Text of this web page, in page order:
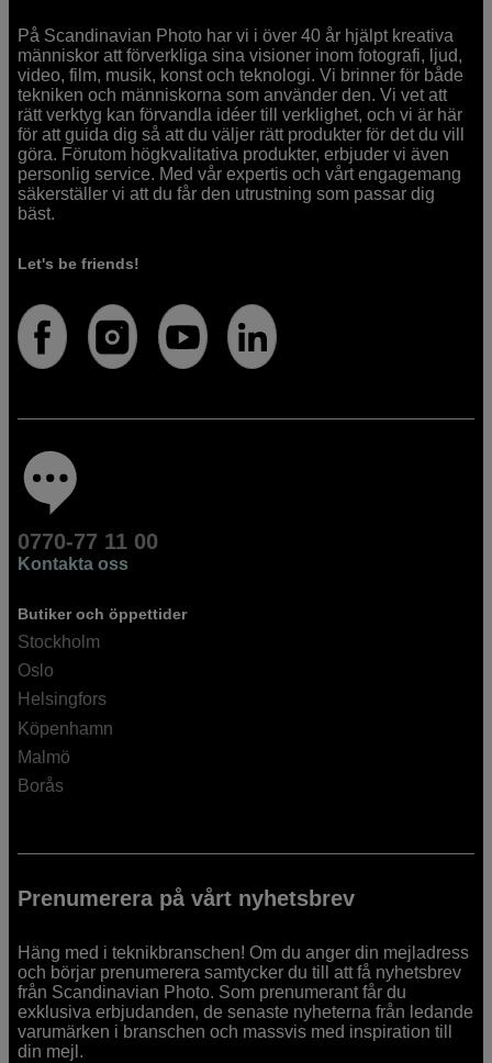
På Scandinavian Photo har vi i över 40 år hjälpt kreativa
människor att förverkliga sina visioner inom fotografi, ljud,
video, film, musik, konst och teknologi. Vi brinner för både
tekniken och människorna som använder den. Vi vet att
rätt verktyg kan förvandla idéer till verklighet, och vi är här
för att guida dig så att du väljer rätt produkter för det du vill
göra. Förutom högkvalitativa produkter, erbjuder vi även
personlig service. Med vår expertis och vårt engagemang
säkerställer vi att du får den utrustning som passar dig
bäst.
Let's be friends!
0770-77 11 00
Kontakta oss
Butiker och öppettider
Stockholm
Oslo
Helsingfors
Köpenhamn
Malmö
Borås
Prenumerera på vårt nyhetsbrev
Häng med i teknikbranschen! Om du anger din mejladress
och börjar prenumerera samtycker du till att få nyhetsbrev
från Scandinavian Photo. Som prenumerant får du
exklusiva erbjudanden, de senaste nyheterna från ledande
varumärken i branschen och massvis med inspiration till
din mejl.